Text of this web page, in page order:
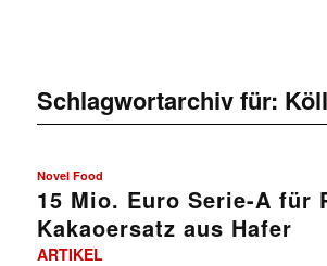
Schlagwortarchiv für:
Novel Food
15 Mio. Euro Serie-A für
Kakaoersatz aus Hafer
ARTIKEL